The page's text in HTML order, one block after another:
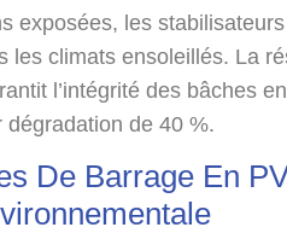
exposées, les
les climats ensoleillés. La
l’intégrité des bâches
de 40 %.
De Barrage En